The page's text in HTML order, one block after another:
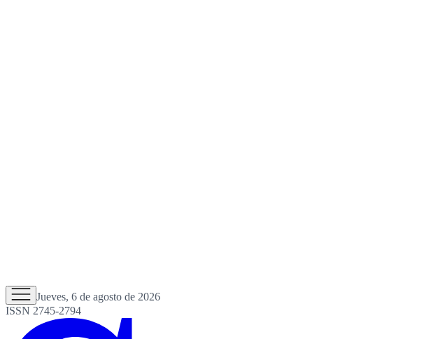
Jueves, 6 de agosto de 2026
ISSN 2745-2794